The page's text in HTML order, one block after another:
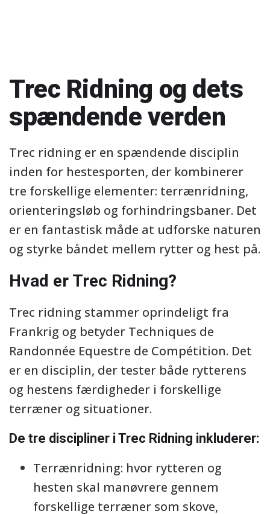
Trec Ridning og dets
spændende verden
Trec ridning er en spændende disciplin
inden for hestesporten, der kombinerer
tre forskellige elementer: terrænridning,
orienteringsløb og forhindringsbaner. Det
er en fantastisk måde at udforske naturen
og styrke båndet mellem rytter og hest på.
Hvad er Trec Ridning?
Trec ridning stammer oprindeligt fra
Frankrig og betyder Techniques de
Randonnée Equestre de Compétition. Det
er en disciplin, der tester både rytterens
og hestens færdigheder i forskellige
terræner og situationer.
De tre discipliner i Trec Ridning inkluderer:
Terrænridning: hvor rytteren og
hesten skal manøvrere gennem
forskellige terræner som skove,